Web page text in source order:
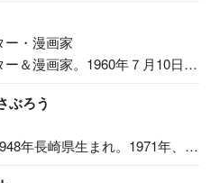
ー・漫画家
＆漫画家。1960年７月10日生
ぶろう
年長崎県生まれ。1971年、